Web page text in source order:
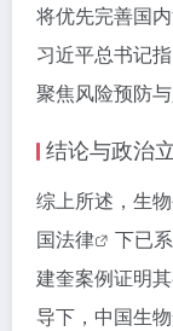
将优先完善国
习近平总书记
聚焦风险预防与
结论与政治
综上所述，生
国法律
下已
建奎案例证明
导下，中国生